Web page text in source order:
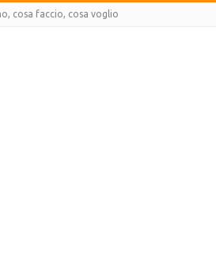
cosa faccio, cosa voglio